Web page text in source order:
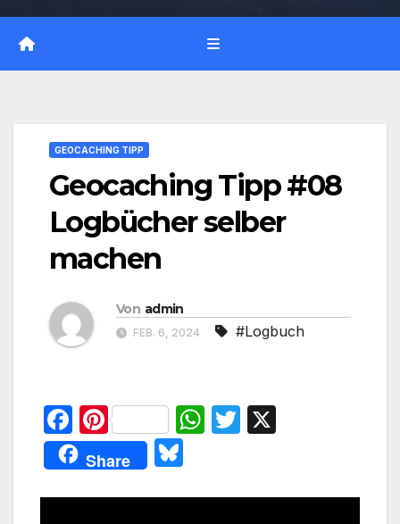
GEOCACHING TIPP
Geocaching Tipp #08
Logbücher selber
machen
Von admin
FEB. 6, 2024 #Logbuch
F
a
c
e
Pi
nt
er
e
W
s
T
er
Share